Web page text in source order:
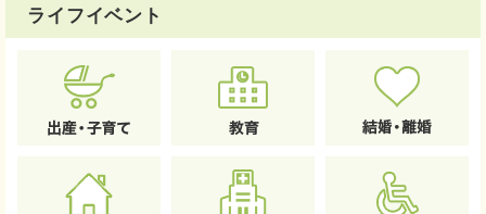
ライフイベント